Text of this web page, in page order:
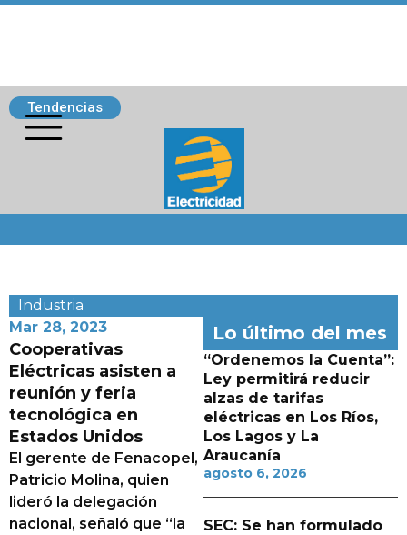
Tendencias
Industria
Mar 28, 2023
Cooperativas
Eléctricas asisten a
reunión y feria
tecnológica en
Estados Unidos
El gerente de Fenacopel,
Patricio Molina, quien
lideró la delegación
nacional, señaló que “la
Lo último del mes
“Ordenemos la Cuenta”:
Ley permitirá reducir
alzas de tarifas
eléctricas en Los Ríos,
Los Lagos y La
Araucanía
agosto 6, 2026
SEC: Se han formulado